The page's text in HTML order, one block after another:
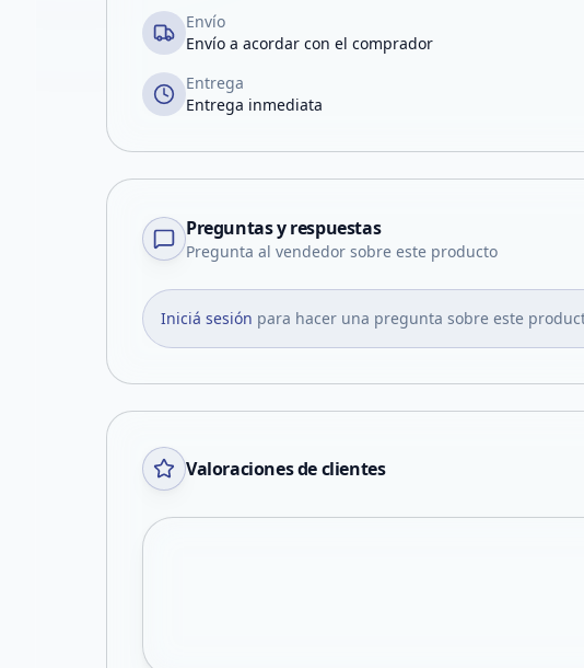
Envío
Envío a acordar con el comprador
Entrega
Entrega inmediata
Preguntas y respuestas
Pregunta al vendedor sobre este producto
Iniciá sesión para hacer una pregunta sobre este
Valoraciones de clientes